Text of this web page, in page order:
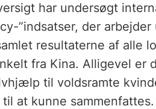
har undersøgt
”indsatser, der
resultaterne af alle
fra Kina. Alligevel er
til voldsramte
at kunne sammenfattes.